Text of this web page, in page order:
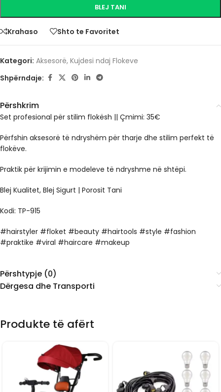
BLEJ TANI
Krahaso Shto te Favoritet
Kategori: Aksesorë, Kujdesi ndaj Flokeve
Shpërndaje:
Përshkrim
Set profesional për stilim flokësh || Çmimi: 35€
Përfshin aksesorë të ndryshëm për tharje dhe stilim perfekt të
flokëve.
Praktik për krijimin e modeleve të ndryshme në shtëpi.
Blej Kualitet, Blej Sigurt | Porosit Tani
Kodi: TP-915
#hairstyler #floket #beauty #hairtools #style #fashion
#praktike #viral #haircare #makeup
Përshtypje (0)
Dërgesa dhe Transporti
Produkte të afërt